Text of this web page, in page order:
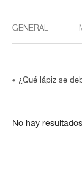
GENERAL
¿Qué lápiz se
No hay